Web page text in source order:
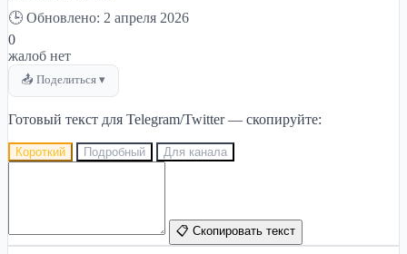
🕒 Обновлено: 2 апреля 2026
0
жалоб нет
📤 Поделиться ▾
Готовый текст для Telegram/Twitter — скопируйте:
Короткий Подробный Для канала
📋 Скопировать текст